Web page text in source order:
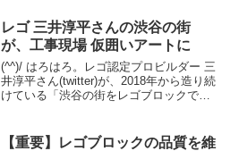
ンハーフ」に近く、乗り物の既存...
レゴ 三井淳平さんの渋谷の街
が、工事現場 仮囲いアートに
(^^)/ はろはろ。レゴ認定プロビルダー 三
井淳平さん(twitter)が、2018年から造り続
けている「渋谷の街をレゴブロックでつ
谷の街を歩いていたら、三井さ...
【重要】レゴブロックの品質を維